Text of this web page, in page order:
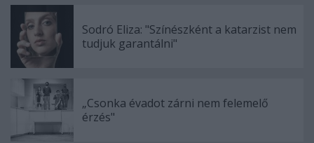
Sodró Eliza: "Színészként a katarzist nem
tudjuk garantálni"
„Csonka évadot zárni nem felemelő
érzés"